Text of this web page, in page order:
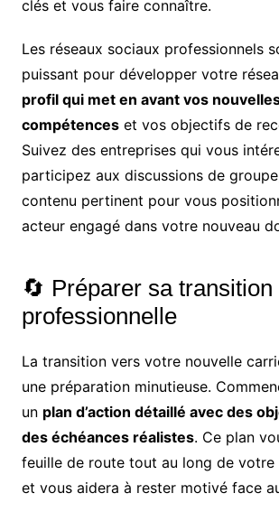
clés et vous faire connaître.
Les réseaux sociaux professionnels
puissant pour développer votre
profil qui met en avant vos
compétenceset vos objectifs de
Suivez des entreprises qui vous
participez aux discussions de
contenu pertinent pour vous
acteur engagé dans votre nouveau
🔄 Préparer sa transition
professionnelle
La transition vers votre nouvelle
une préparation minutieuse.
un plan d’action détaillé avec des
des échéances réalistes. Ce plan
feuille de route tout au long de votre
et vous aidera à rester motivé face